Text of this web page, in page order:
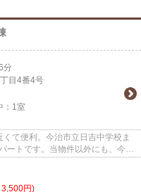
分
丁目4番4号
1室
て便利。今治市立日吉中学校ま
ートです。当物件以外にも、今治
円)